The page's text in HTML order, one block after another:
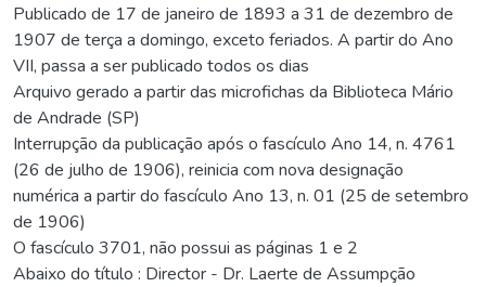
Publicado de 17 de janeiro de 1893 a 31 de dezembro de
1907 de terça a domingo, exceto feriados. A partir do Ano
VII, passa a ser publicado todos os dias
Arquivo gerado a partir das microfichas da Biblioteca Mário
de Andrade (SP)
Interrupção da publicação após o fascículo Ano 14, n. 4761
(26 de julho de 1906), reinicia com nova designação
numérica a partir do fascículo Ano 13, n. 01 (25 de setembro
de 1906)
O fascículo 3701, não possui as páginas 1 e 2
Abaixo do título : Director - Dr. Laerte de Assumpção